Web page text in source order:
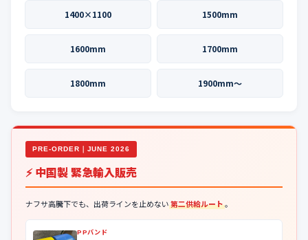
1400×1100 1500mm
1600mm 1700mm
1800mm 1900mm〜
PRE-ORDER｜JUNE 2026
⚡ 中国製 緊急輸入販売
ナフサ高騰下でも、出荷ラインを止めない第二供給ルート。
PPバンド